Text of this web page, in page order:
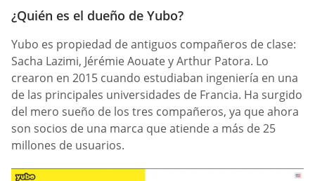
¿Quién es el dueño de Yubo?
Yubo es propiedad de antiguos compañeros de clase:
Sacha Lazimi, Jérémie Aouate y Arthur Patora. Lo
crearon en 2015 cuando estudiaban ingeniería en una
de las principales universidades de Francia. Ha surgido
del mero sueño de los tres compañeros, ya que ahora
son socios de una marca que atiende a más de 25
millones de usuarios.